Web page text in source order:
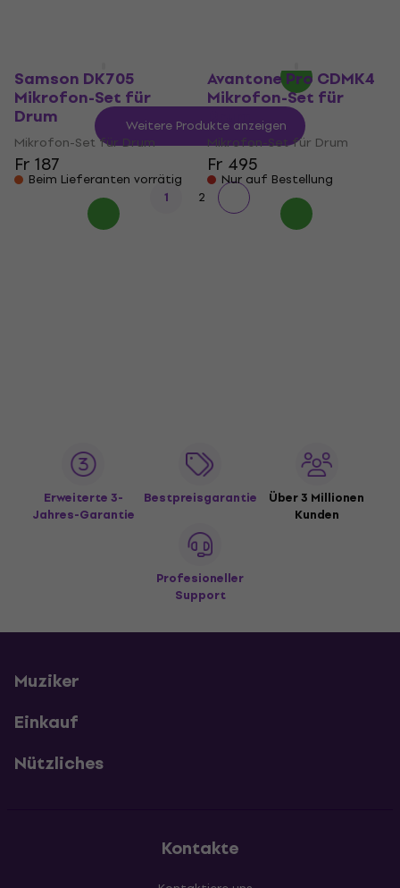
Samson DK705
Mikrofon-Set für
Drum
Mikrofon-Set für Drum
Fr 187
Beim Lieferanten vorrätig
Avantone Pro CDMK4
Mikrofon-Set für
Drum
Mikrofon-Set für Drum
Fr 495
Nur auf Bestellung
Weitere Produkte anzeigen
1 2
Erweiterte 3-
Jahres-Garantie
Bestpreisgarantie
Über 3 Millionen
Kunden
Profesioneller
Support
Muziker
Einkauf
Nützliches
Kontakte